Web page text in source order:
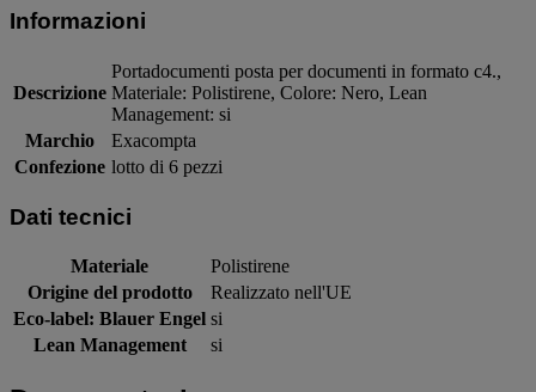
Informazioni
Descrizione
Portadocumenti posta per documenti in formato c4.,
Materiale: Polistirene, Colore: Nero, Lean
Management: si
Marchio
Exacompta
Confezione lotto di 6 pezzi
Dati tecnici
Materiale
Polistirene
Origine del prodotto
Realizzato nell'UE
Eco-label: Blauer Engel si
Lean Management
si